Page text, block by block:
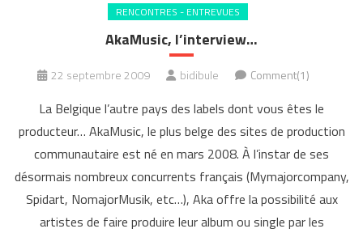
RENCONTRES - ENTREVUES
AkaMusic, l’interview…
22 septembre 2009 bidibule Comment(1)
La Belgique l’autre pays des labels dont vous êtes le
producteur… AkaMusic, le plus belge des sites de production
communautaire est né en mars 2008. À l’instar de ses
désormais nombreux concurrents français (Mymajorcompany,
Spidart, NomajorMusik, etc…), Aka offre la possibilité aux
artistes de faire produire leur album ou single par les